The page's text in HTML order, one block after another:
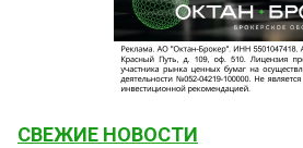
СВЕЖИЕ НОВОСТИ